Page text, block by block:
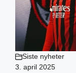
Siste nyheter
3. april 2025